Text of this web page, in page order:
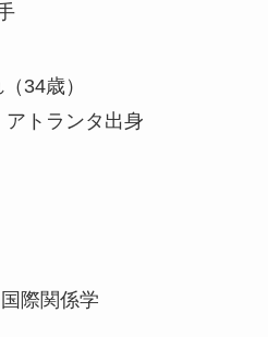
34歳）
トランタ出身
際関係学